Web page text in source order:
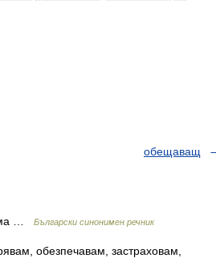
обещаващ
… Български синонимен речник
обезпечавам, застраховам,